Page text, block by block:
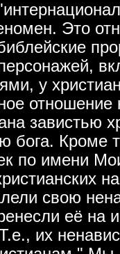
Это
у
завистью
Кроме
по имени
свою
её на
их